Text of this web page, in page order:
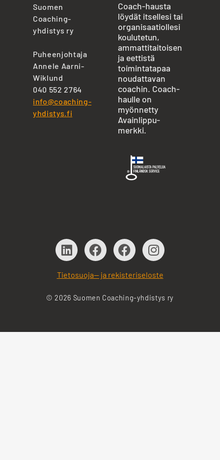
Suomen
Coaching-
yhdistys ry
Puheenjohtaja
Annele Aarni-
Wiklund
040 552 2764
info@coaching-
yhdistys.fi
Coach-hausta
löydät itsellesi tai
organisaatiollesi
koulutetun,
ammattitaitoisen
ja eettistä
toimintatapaa
noudattavan
coachin. Coach-
haulle on
myönnetty
Avainlippu-
merkki.
Tietosuoja— ja rekisteriseloste
© 2026 Suomen Coaching-yhdistys ry